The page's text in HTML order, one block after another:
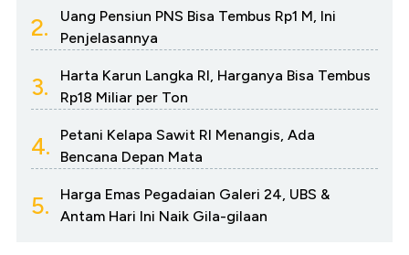
2.
Uang Pensiun PNS Bisa Tembus Rp1 M, Ini
Penjelasannya
3.
Harta Karun Langka RI, Harganya Bisa Tembus
Rp18 Miliar per Ton
4.
Petani Kelapa Sawit RI Menangis, Ada
Bencana Depan Mata
5.
Harga Emas Pegadaian Galeri 24, UBS &
Antam Hari Ini Naik Gila-gilaan